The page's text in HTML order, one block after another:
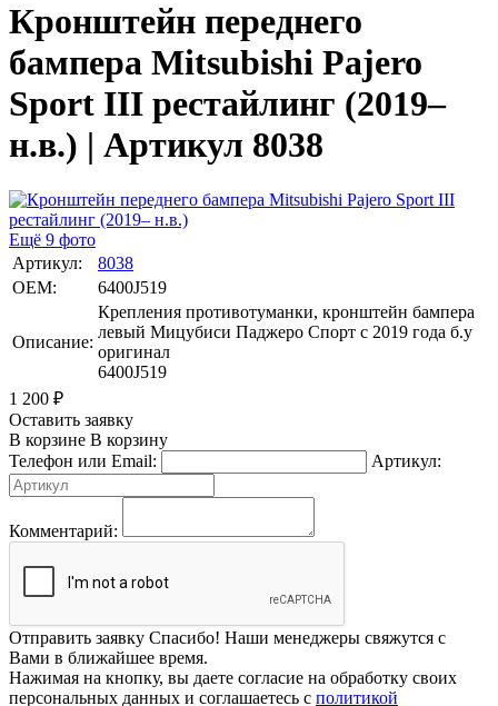
Кронштейн переднего
бампера Mitsubishi Pajero
Sport III рестайлинг (2019–
н.в.) | Артикул 8038
Ещё 9 фото
Артикул:
8038
OEM:
6400J519
Описание:
Крепления противотуманки, кронштейн бампера
левый Мицубиси Паджеро Спорт с 2019 года б.у
оригинал
6400J519
1 200 ₽
Оставить заявку
В корзине В корзину
Телефон или Email:
Артикул:
Комментарий:
Отправить заявку Спасибо! Наши менеджеры свяжутся с
Вами в ближайшее время.
Нажимая на кнопку, вы даете согласие на обработку своих
персональных данных и соглашаетесь с политикой